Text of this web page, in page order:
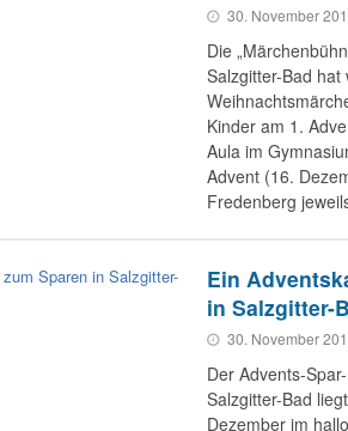
30. November
Die
Salzgitter-Bad hat
Kinder am 1.
Aula im
Advent (16.
Fredenberg
Ein
in Salzgitter-
30. November
Der Advents-
Salzgitter-Bad
Dezember im